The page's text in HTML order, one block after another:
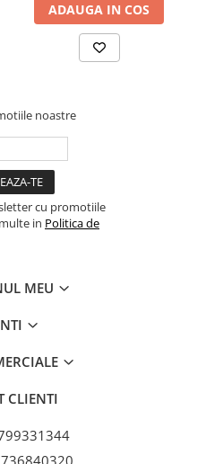
ADAUGA IN COS
noastre
cu promotiile
in Politica de
MEU
CLIENTI